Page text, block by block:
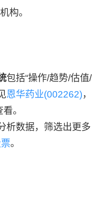
构。
包括“操作/趋势/估值/
恩华药业(002262)，
。
析数据，筛选出更多
。